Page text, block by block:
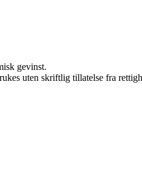
gevinst.
uten skriftlig tillatelse fra